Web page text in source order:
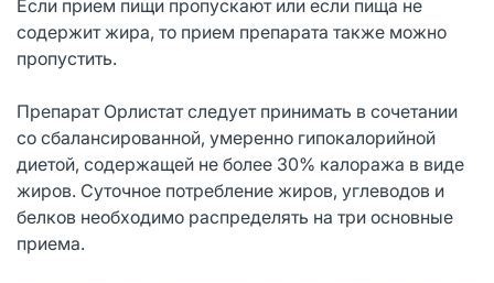
Если прием пищи пропускают или если пища не
содержит жира, то прием препарата также можно
пропустить.
Препарат Орлистат следует принимать в сочетании
со сбалансированной, умеренно гипокалорийной
диетой, содержащей не более 30% калоража в виде
жиров. Суточное потребление жиров, углеводов и
белков необходимо распределять на три основные
приема.